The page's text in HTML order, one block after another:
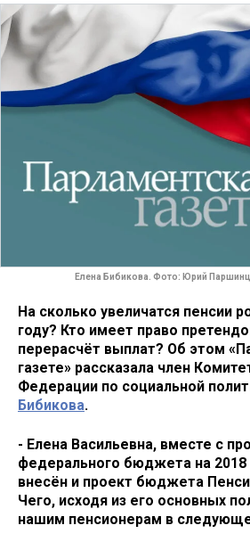
Елена Бибикова. Фото: Юрий
На сколько увеличатся пенсии
году? Кто имеет право
перерасчёт выплат? Об этом
газете» рассказала член
Федерации по социальной
Бибикова.
- Елена Васильевна, вместе с
федерального бюджета на 2018
внесён и проект бюджета
Чего, исходя из его основных
нашим пенсионерам в